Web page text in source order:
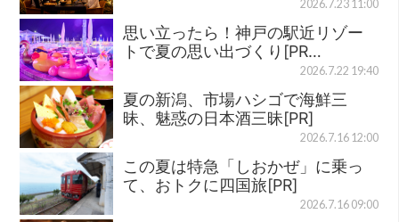
2026.7.23 11:00
思い立ったら！神戸の駅近リゾー
トで夏の思い出づくり[PR…
2026.7.22 19:40
夏の新潟、市場ハシゴで海鮮三
昧、魅惑の日本酒三昧[PR]
2026.7.16 12:00
この夏は特急「しおかぜ」に乗っ
て、おトクに四国旅[PR]
2026.7.16 09:00